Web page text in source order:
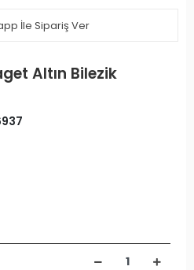
İle Sipariş Ver
Altın Bilezik